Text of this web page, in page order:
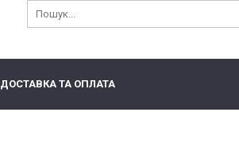
ДОСТАВКА ТА ОПЛАТА